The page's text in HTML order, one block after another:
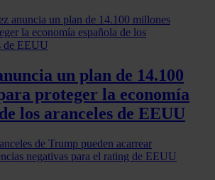
un plan de 14.100
proteger la economía
los aranceles de EEUU